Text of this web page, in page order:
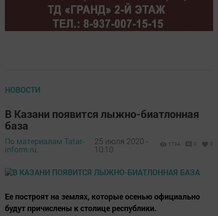
НОВОСТИ
В Казани появится лыжно-биатлонная
база
По материалам Tatar-
inform.ru,
25 июля 2020 -
10:10
1734 0 0
Ее построят на землях, которые осенью официально
будут причислены к столице республики.